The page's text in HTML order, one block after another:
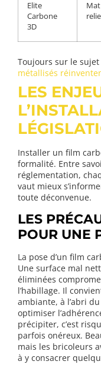
Elite
Carbone
3D
Mat
Toujours sur le sujet
métallisés
LES
Installer un film
formalité. Entre
réglementation,
vaut mieux
toute déconvenue.
LES
POUR UNE
La pose d’un film
Une surface mal
éliminées
l’habillage. Il
ambiante, à l’abri
optimiser
précipiter, c’est
parfois onéreux.
mais les bricoleurs
à y consacrer